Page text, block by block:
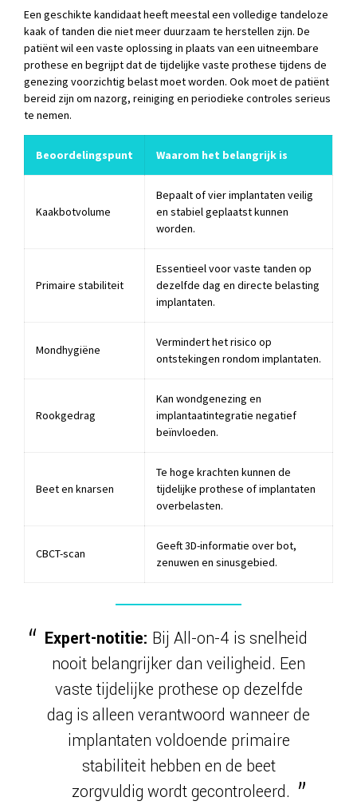
Een geschikte kandidaat heeft meestal een volledige tandeloze
kaak of tanden die niet meer duurzaam te herstellen zijn. De
patiënt wil een vaste oplossing in plaats van een uitneembare
prothese en begrijpt dat de tijdelijke vaste prothese tijdens de
genezing voorzichtig belast moet worden. Ook moet de patiënt
bereid zijn om nazorg, reiniging en periodieke controles serieus
te nemen.
Beoordelingspunt Waarom het belangrijk is
Kaakbotvolume
Bepaalt of vier implantaten veilig
en stabiel geplaatst kunnen
worden.
Primaire stabiliteit
Essentieel voor vaste tanden op
dezelfde dag en directe belasting
implantaten.
Mondhygiëne
Vermindert het risico op
ontstekingen rondom implantaten.
Rookgedrag
Kan wondgenezing en
implantaatintegratie negatief
beïnvloeden.
Beet en knarsen
Te hoge krachten kunnen de
tijdelijke prothese of implantaten
overbelasten.
CBCT-scan
Geeft 3D-informatie over bot,
zenuwen en sinusgebied.
Expert-notitie: Bij All-on-4 is snelheid
nooit belangrijker dan veiligheid. Een
vaste tijdelijke prothese op dezelfde
dag is alleen verantwoord wanneer de
implantaten voldoende primaire
stabiliteit hebben en de beet
zorgvuldig wordt gecontroleerd.